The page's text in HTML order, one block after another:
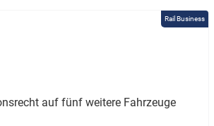
Rail Business
auf fünf weitere Fahrzeuge